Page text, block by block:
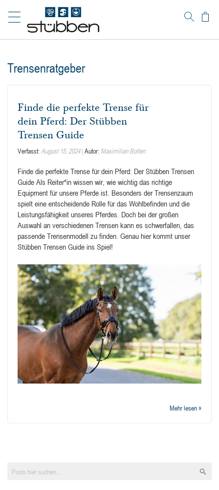
Suche
Trensenratgeber
Finde die perfekte Trense für
dein Pferd: Der Stübben
Trensen Guide
Verfasst: August 15, 2024 Autor: Maximilian Bolten
Finde die perfekte Trense für dein Pferd: Der Stübben Trensen
Guide Als Reiter*in wissen wir, wie wichtig das richtige
Equipment für unsere Pferde ist. Besonders der Trensenzaum
spielt eine entscheidende Rolle für das Wohlbefinden und die
Leistungsfähigkeit unseres Pferdes. Doch bei der großen
Auswahl an verschiedenen Trensen kann es schwerfallen, das
passende Trensenmodell zu finden. Genau hier kommt unser
Stübben Trensen Guide ins Spiel!
Mehr lesen »